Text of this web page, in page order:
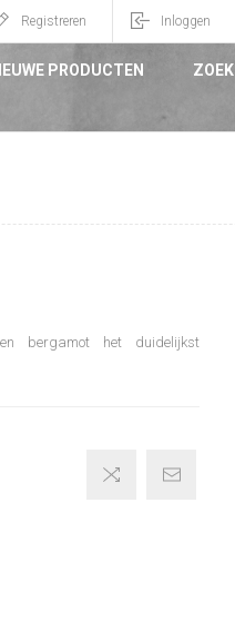
Registreren Inloggen
PRODUCTEN
ZOEK
bergamot het duidelijkst